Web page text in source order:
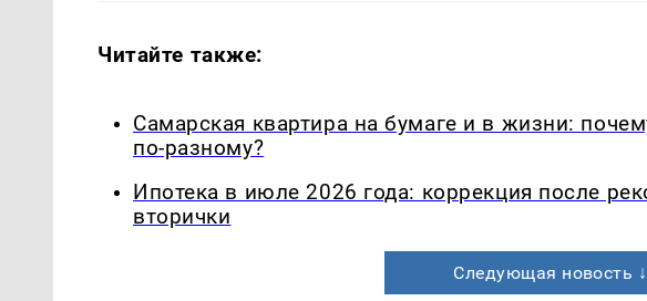
Читайте также:
Самарская квартира на бумаге и в жизни:
по-разному?
Ипотека в июле 2026 года: коррекция после
вторички
Следующая новость ↓